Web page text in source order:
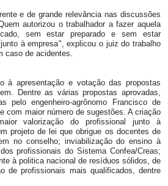
e de grande relevância nas discussões
autorizou o trabalhador a fazer aquela
sem estar preparado e sem estar
à empresa", explicou o juiz do trabalho
caso de acidentes.
à apresentação e votação das propostas
Dentre as várias propostas aprovadas,
pelo engenheiro-agrônomo Francisco de
com maior número de sugestões. A criação
valorização do profissional junto à
projeto de lei que obrigue os docentes de
no conselho; inviabilização do ensino à
profissionais do Sistema Confea/Creas;
à politica nacional de resíduos sólidos, de
de profissionais mais qualificados, dentre